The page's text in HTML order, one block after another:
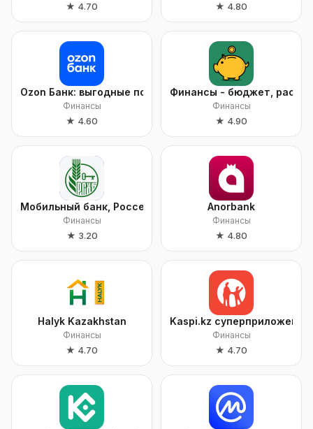
★ 4.70 ★ 4.80
Ozon Банк: выгодные покупки
Финансы
★ 4.60
Финансы - бюджет,
Финансы
★ 4.90
Мобильный банк, Россельхозбанк
Финансы
★ 3.20
Anorbank
Финансы
★ 4.80
Halyk Kazakhstan
Финансы
★ 4.70
Kaspi.kz суперприложение
Финансы
★ 4.70